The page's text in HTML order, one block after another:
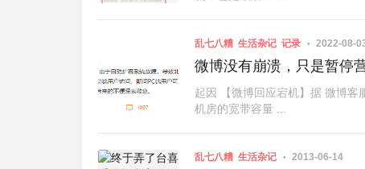
乱七八糟 生活杂记 记录 2022-08-
微博没有崩溃，只是暂停
起因 【微博回应宕机】据 微博
机房的宽带容量 ...
乱七八糟 生活杂记 2013-06-14